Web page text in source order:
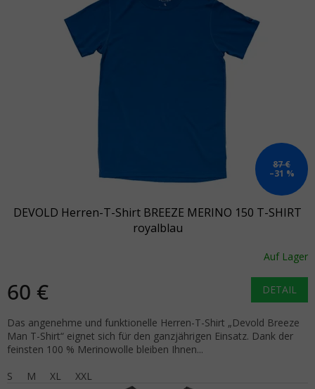
87 €
–31 %
DEVOLD Herren-T-Shirt BREEZE MERINO 150 T-SHIRT
royalblau
Auf Lager
60 € DETAIL
Das angenehme und funktionelle Herren-T-Shirt „Devold Breeze
Man T-Shirt“ eignet sich für den ganzjährigen Einsatz. Dank der
feinsten 100 % Merinowolle bleiben Ihnen...
S
M XL XXL